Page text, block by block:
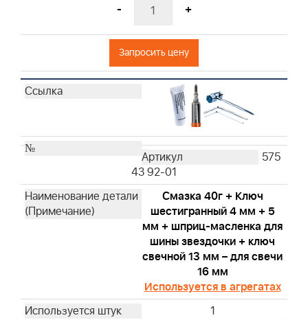
- +
Запросить цену
575
43 92-01
Смазка 40г + Ключ
шестигранный 4 мм + 5
мм + шприц-масленка для
шины звездочки + ключ
свечной 13 мм – для свечи
16 мм
Используется в агрегатах
1